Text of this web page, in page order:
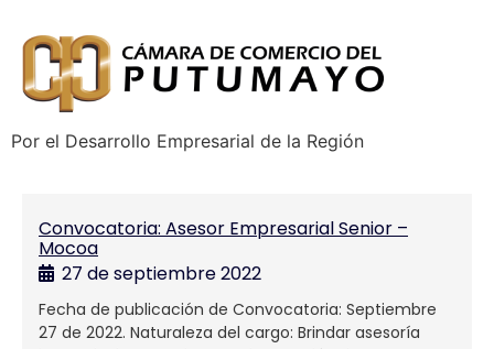
Por el Desarrollo Empresarial de la Región
Convocatoria: Asesor Empresarial Senior –
Mocoa
27 de septiembre 2022
Fecha de publicación de Convocatoria: Septiembre
27 de 2022. Naturaleza del cargo: Brindar asesoría